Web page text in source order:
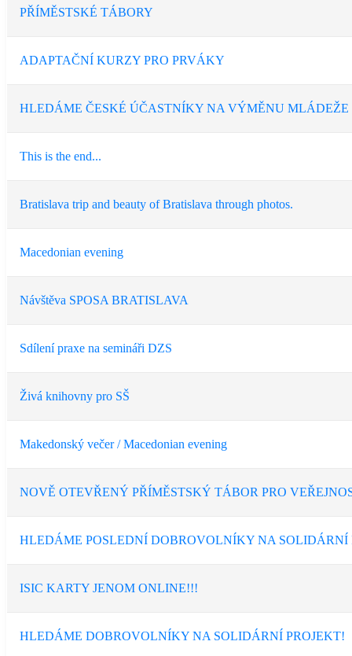
PŘÍMĚSTSKÉ TÁBORY
ADAPTAČNÍ KURZY PRO PRVÁKY
HLEDÁME ČESKÉ ÚČASTNÍKY NA VÝMĚNU MLÁDEŽE
This is the end...
Bratislava trip and beauty of Bratislava through photos.
Macedonian evening
Návštěva SPOSA BRATISLAVA
Sdílení praxe na semináři DZS
Živá knihovny pro SŠ
Makedonský večer / Macedonian evening
NOVĚ OTEVŘENÝ PŘÍMĚSTSKÝ TÁBOR PRO
HLEDÁME POSLEDNÍ DOBROVOLNÍKY NA SOLIDÁRNÍ
ISIC KARTY JENOM ONLINE!!!
HLEDÁME DOBROVOLNÍKY NA SOLIDÁRNÍ PROJEKT!